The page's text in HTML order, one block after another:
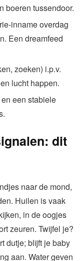
boeren tussendoor.
inname overdag
Een dreamfeed
zoeken) i.p.v.
lucht happen.
een stabiele
dit
naar de mond,
Huilen is vaak
in de oogjes
zeuren. Twijfel je?
dutje; blijft je baby
aan. Water geven